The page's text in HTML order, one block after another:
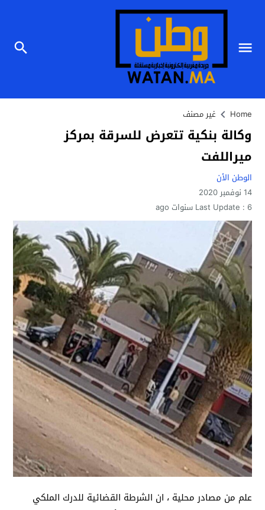
Home غير مصنف
وكالة بنكية تتعرض للسرقة بمركز
ميراللفت
الوطن الأن
14 نوفمبر 2020
Last Update : 6 سنوات ago
علم من مصادر محلية ، ان الشرطة القضائية للدرك الملكي